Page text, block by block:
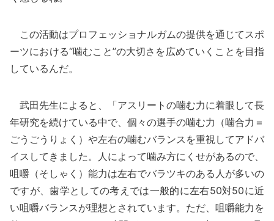
この活動はプロフェッショナルガムの提供を通じてスポ
ーツにおける“噛むこと”の大切さを広めていくことを目指
しているんだ。
武田先生によると、「アスリートの噛む力に着眼して長
年研究を続けている中で、個々の選手の噛む力（噛合力＝
ごうごうりょく）や左右の噛むバランスを重視してアドバ
イスしてきました。人によって噛み方にくせがあるので、
咀嚼（そしゃく）能力は左右でバラツキのある人が多いの
ですが、歯学としての考えでは一般的に左右50対50に近
い咀嚼バランスが理想とされています。ただ、咀嚼能力を